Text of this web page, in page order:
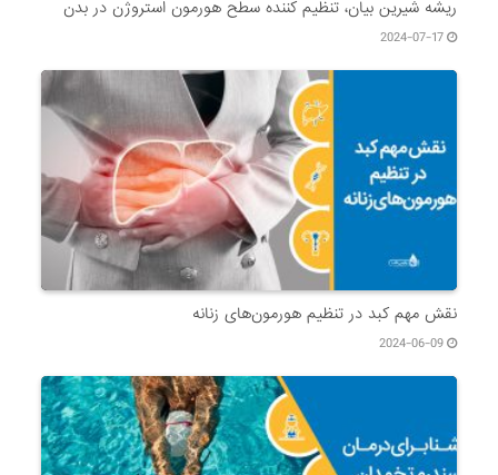
ریشه شیرین بیان، تنظیم کننده سطح هورمون استروژن در بدن
2024-07-17
نقش مهم کبد در تنظیم هورمون‌های زنانه
2024-06-09